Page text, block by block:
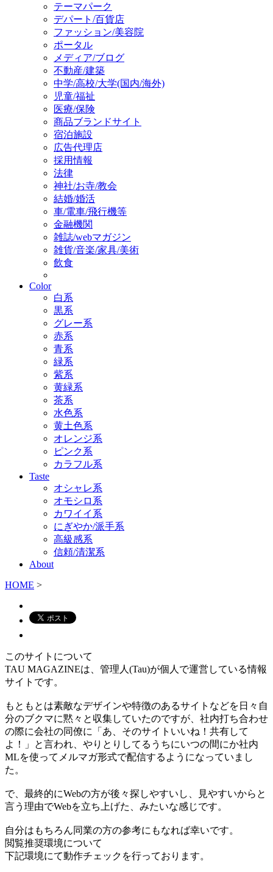
テーマパーク
デパート/百貨店
ファッション/美容院
ポータル
メディア/ブログ
不動産/建築
中学/高校/大学(国内/海外)
児童/福祉
医療/保険
商品ブランドサイト
宿泊施設
広告代理店
採用情報
法律
神社/お寺/教会
結婚/婚活
車/電車/飛行機等
金融機関
雑誌/webマガジン
雑貨/音楽/家具/美術
飲食
Color
白系
黒系
グレー系
赤系
青系
緑系
紫系
黄緑系
茶系
水色系
黄土色系
オレンジ系
ピンク系
カラフル系
Taste
オシャレ系
オモシロ系
カワイイ系
にぎやか/派手系
高級感系
信頼/清潔系
About
HOME >
このサイトについて
TAU MAGAZINEは、管理人(Tau)が個人で運営している情報
サイトです。
もともとは素敵なデザインや特徴のあるサイトなどを日々自
分のブクマに黙々と収集していたのですが、社内打ち合わせ
の際に会社の同僚に「あ、そのサイトいいね！共有して
よ！」と言われ、やりとりしてるうちにいつの間にか社内
MLを使ってメルマガ形式で配信するようになっていまし
た。
で、最終的にWebの方が後々探しやすいし、見やすいからと
言う理由でWebを立ち上げた、みたいな感じです。
自分はもちろん同業の方の参考にもなれば幸いです。
閲覧推奨環境について
下記環境にて動作チェックを行っております。